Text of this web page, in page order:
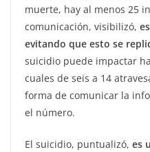
muerte, hay al menos 25
comunicación, visibilizó,
evitando que esto se
suicidio puede impactar
cuales de seis a 14
forma de comunicar la
el número.
El suicidio, puntualizó, es